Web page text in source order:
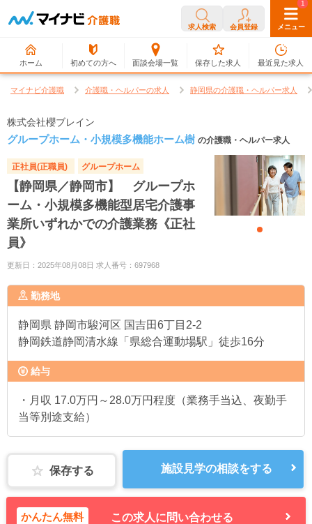
求人検索 会員登録 メニュー
ホーム 初めての方へ 面談会場一覧
0
保存した求人
1
最近見た求人
マイナビ介護職 介護職・ヘルパーの求人 静岡県の介護職・ヘルパー求人
株式会社櫻ブレイン
グループホーム・小規模多機能ホーム樹 の介護職・ヘルパー求人
正社員(正職員) グループホーム
【静岡県／静岡市】 グループホ
ーム・小規模多機能型居宅介護事
業所いずれかでの介護業務《正社
員》
更新日：2025年08月08日 求人番号：697968
勤務地
静岡県 静岡市駿河区 国吉田6丁目2-2
静岡鉄道静岡清水線「県総合運動場駅」徒歩16分
給与
・月収 17.0万円～28.0万円程度（業務手当込、夜勤手
当等別途支給）
保存する 施設見学の相談をする
かんたん無料 この求人に問い合わせる